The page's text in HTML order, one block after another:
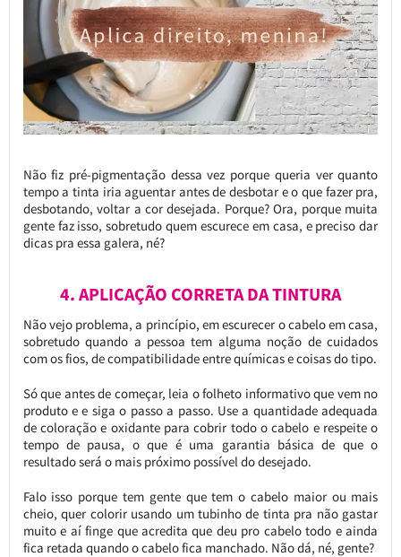
Não fiz pré-pigmentação dessa vez porque queria ver quanto
tempo a tinta iria aguentar antes de desbotar e o que fazer pra,
desbotando, voltar a cor desejada. Porque? Ora, porque muita
gente faz isso, sobretudo quem escurece em casa, e preciso dar
dicas pra essa galera, né?
4. APLICAÇÃO CORRETA DA TINTURA
Não vejo problema, a princípio, em escurecer o cabelo em casa,
sobretudo quando a pessoa tem alguma noção de cuidados
com os fios, de compatibilidade entre químicas e coisas do tipo.
Só que antes de começar, leia o folheto informativo que vem no
produto e e siga o passo a passo. Use a quantidade adequada
de coloração e oxidante para cobrir todo o cabelo e respeite o
tempo de pausa, o que é uma garantia básica de que o
resultado será o mais próximo possível do desejado.
Falo isso porque tem gente que tem o cabelo maior ou mais
cheio, quer colorir usando um tubinho de tinta pra não gastar
muito e aí finge que acredita que deu pro cabelo todo e ainda
fica retada quando o cabelo fica manchado. Não dá, né, gente?